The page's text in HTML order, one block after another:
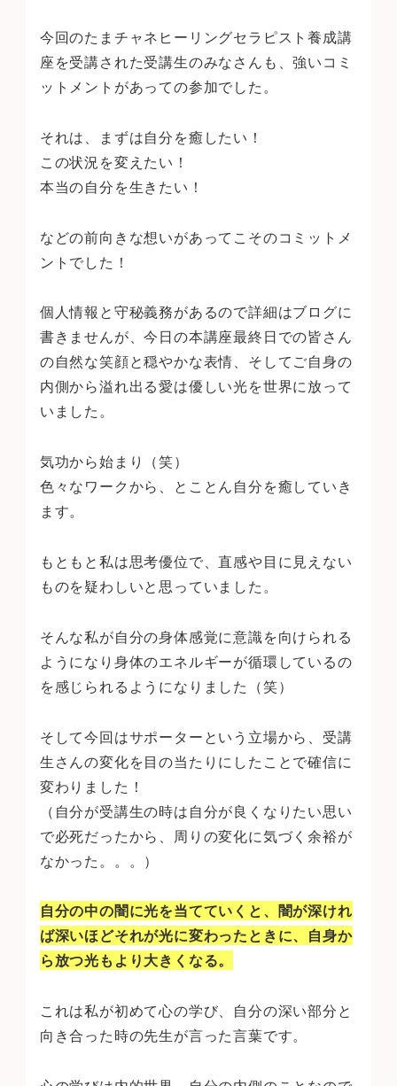
今回のたまチャネヒーリングセラピスト養成講
座を受講された受講生のみなさんも、強いコミ
ットメントがあっての参加でした。
それは、まずは自分を癒したい！
この状況を変えたい！
本当の自分を生きたい！
などの前向きな想いがあってこそのコミットメ
ントでした！
個人情報と守秘義務があるので詳細はブログに
書きませんが、今日の本講座最終日での皆さん
の自然な笑顔と穏やかな表情、そしてご自身の
内側から溢れ出る愛は優しい光を世界に放って
いました。
気功から始まり（笑）
色々なワークから、とことん自分を癒していき
ます。
もともと私は思考優位で、直感や目に見えない
ものを疑わしいと思っていました。
そんな私が自分の身体感覚に意識を向けられる
ようになり身体のエネルギーが循環しているの
を感じられるようになりました（笑）
そして今回はサポーターという立場から、受講
生さんの変化を目の当たりにしたことで確信に
変わりました！
（自分が受講生の時は自分が良くなりたい思い
で必死だったから、周りの変化に気づく余裕が
なかった。。。）
自分の中の闇に光を当てていくと、 闇が深けれ
ば深いほどそれが光に変わったときに、自身か
ら放つ光もより大きくなる。
これは私が初めて心の学び、自分の深い部分と
向き合った時の先生が言った言葉です。